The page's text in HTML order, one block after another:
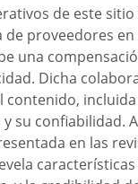
de este
de proveedores
una
Dicha
contenido,
su confiabilidad.
en las